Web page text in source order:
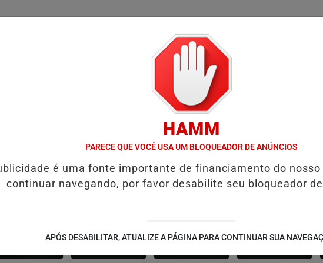
CONCURSOS
INTELIGÊNCIA ARTIFICIAL NAS ELEIÇÕES STM CONFIRMA PERDA DE PATENTE
JOÃO DOURADO CANARANA AMÉRICA DOURADA JUSSARA
HAMM
PARECE QUE VOCÊ USA UM BLOQUEADOR DE ANÚNCIOS
é uma fonte importante de financiamento do nosso
continuar navegando, por favor desabilite seu bloqueador
APÓS DESABILITAR, ATUALIZE A PÁGINA PARA CONTINUAR SUA